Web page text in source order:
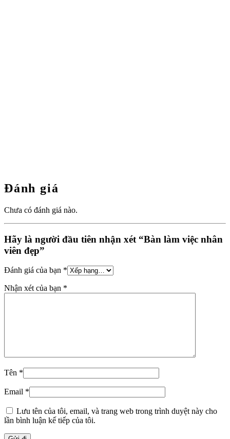
Đánh giá
Chưa có đánh giá nào.
Hãy là người đầu tiên nhận xét “Bàn làm việc nhân
viên đẹp”
Đánh giá của bạn *
Nhận xét của bạn *
Tên *
Email *
Lưu tên của tôi, email, và trang web trong trình duyệt này cho
lần bình luận kế tiếp của tôi.